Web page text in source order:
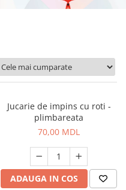
Jucarie de impins cu roti -
plimbareata
70,00 MDL
ADAUGA IN COS